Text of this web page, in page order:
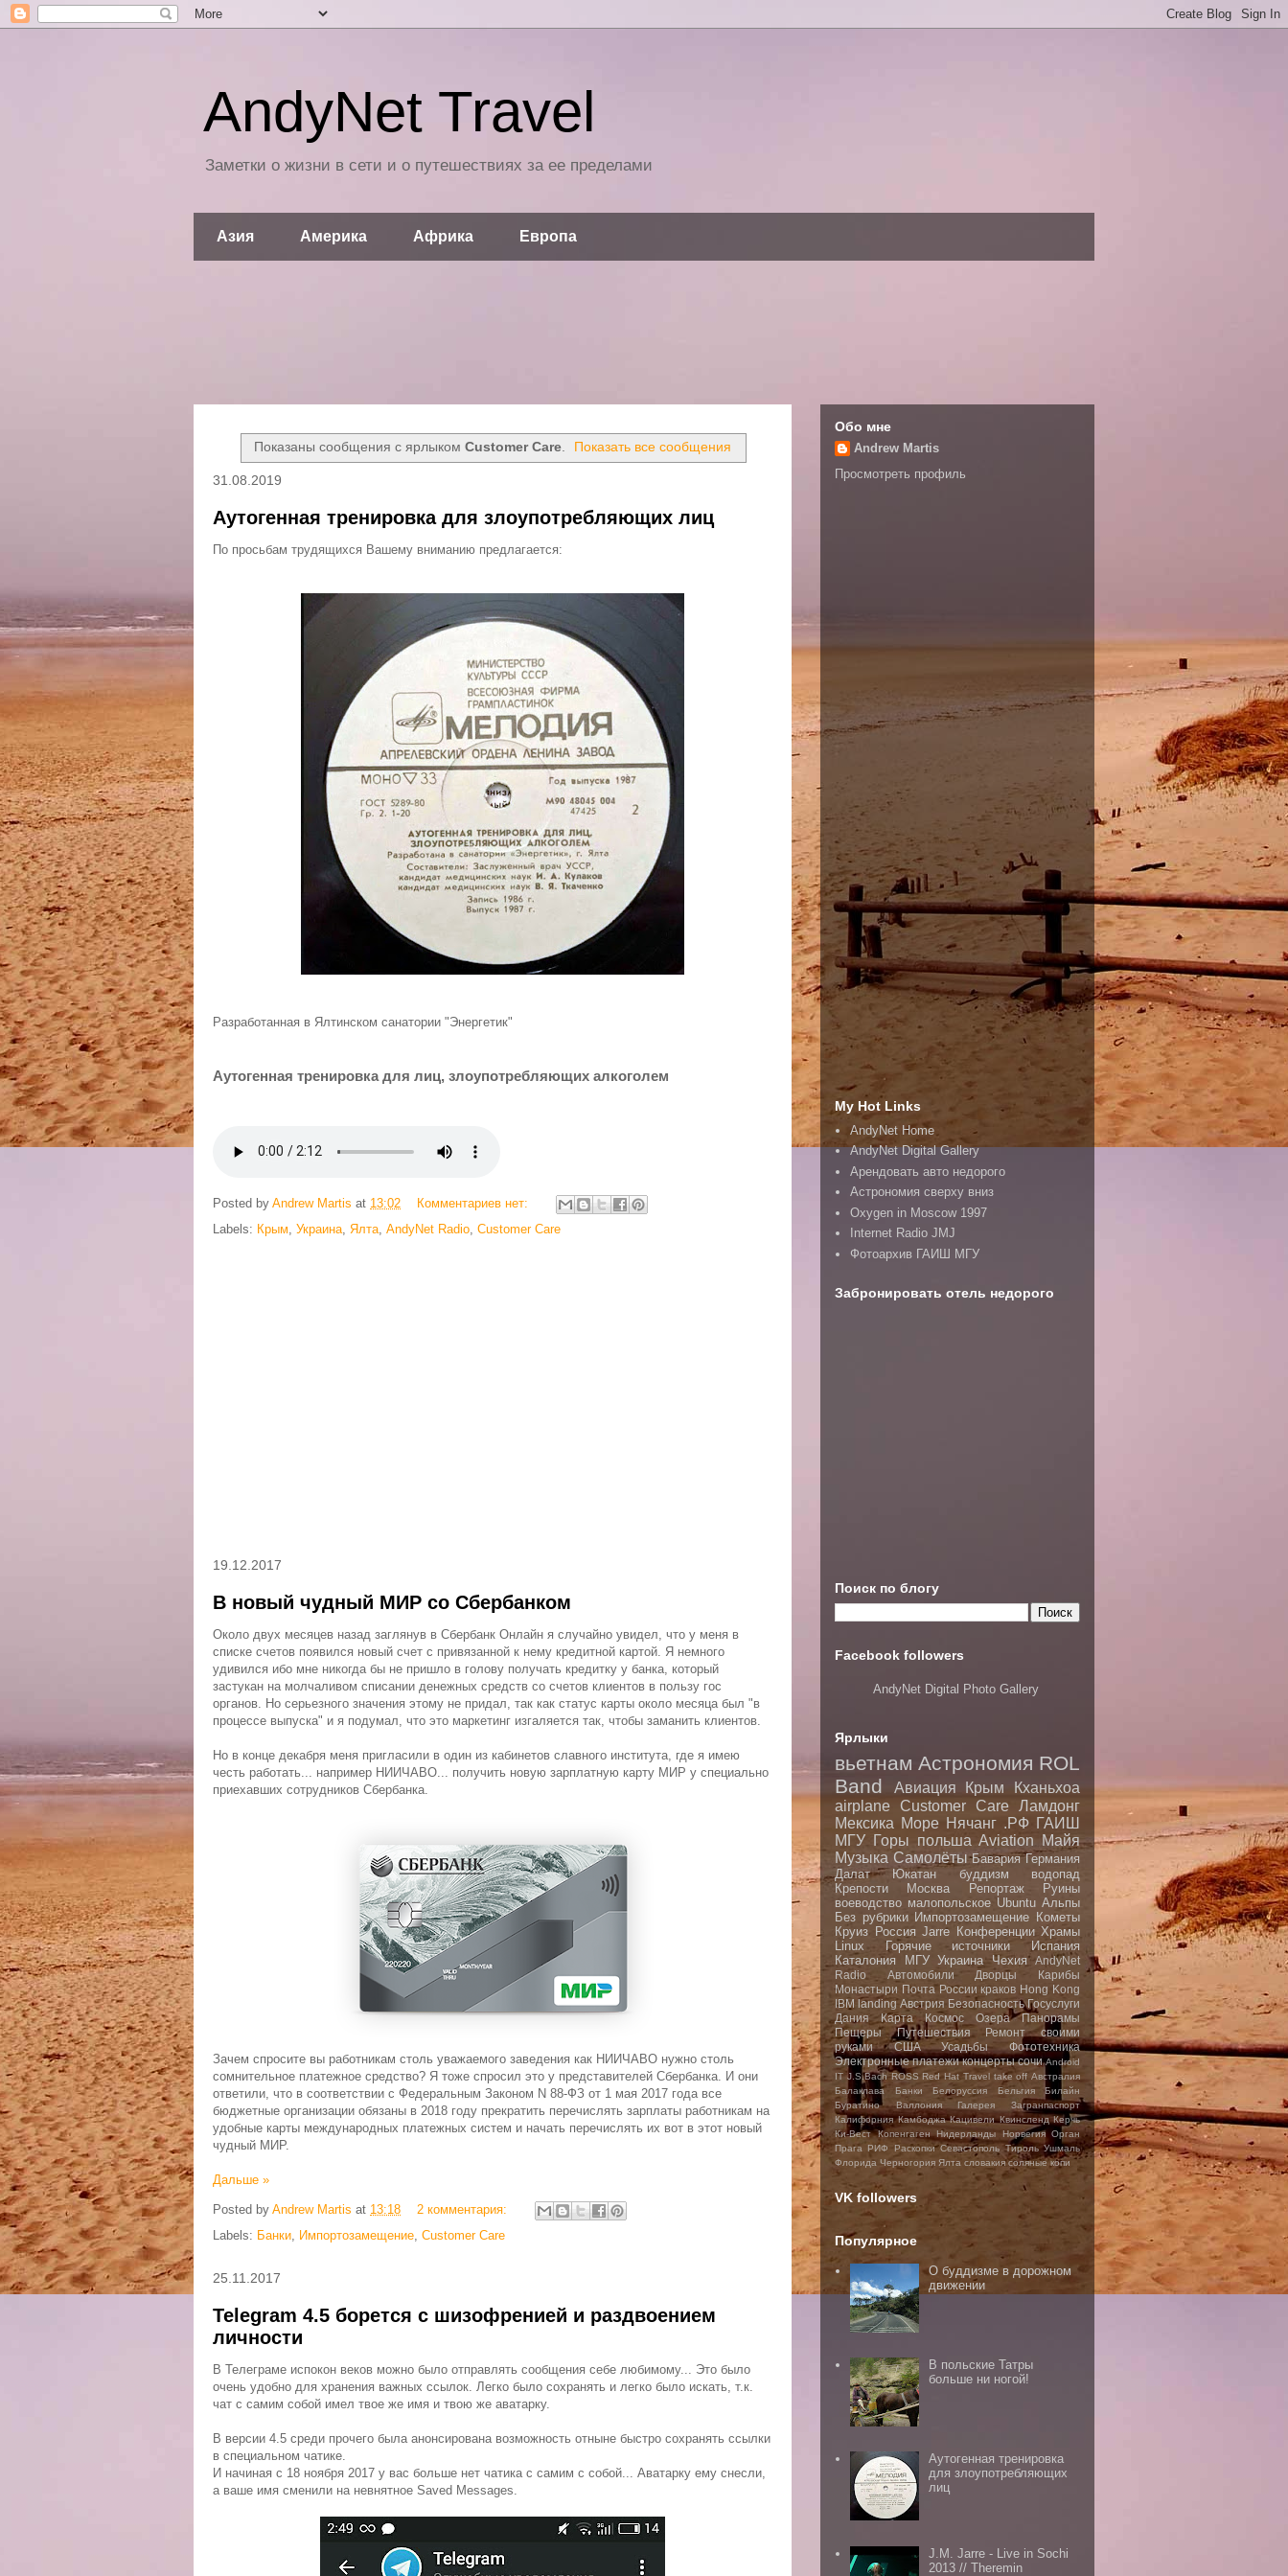
AndyNet Travel
Заметки о жизни в сети и о путешествиях за ее пределами
Азия Америка Африка Европа
Показаны сообщения с ярлыком Customer Care. Показать все сообщения
31.08.2019
Аутогенная тренировка для злоупотребляющих лиц
По просьбам трудящихся Вашему вниманию предлагается:
Разработанная в Ялтинском санатории "Энергетик"
Аутогенная тренировка для лиц, злоупотребляющих алкоголем
Posted by Andrew Martis at 13:02
Комментариев нет:
Labels: Крым Украина Ялта AndyNet Radio Customer Care
19.12.2017
В новый чудный МИР со Сбербанком
Около двух месяцев назад заглянув в Сбербанк Онлайн я случайно увидел, что у меня в
списке счетов появился новый счет с привязанной к нему кредитной картой. Я немного
удивился ибо мне никогда бы не пришло в голову получать кредитку у банка, который
застукан на молчаливом списании денежных средств со счетов клиентов в пользу гос
органов. Но серьезного значения этому не придал, так как статус карты около месяца был "в
процессе выпуска" и я подумал, что это маркетинг изгаляется так, чтобы заманить клиентов.
Но в конце декабря меня пригласили в один из кабинетов славного института, где я имею
честь работать... например НИИЧАВО... получить новую зарплатную карту МИР у специально
приехавших сотрудников Сбербанка.
Зачем спросите вы работникам столь уважаемого заведения как НИИЧАВО нужно столь
сомнительное платежное средство? Я тоже спросил это у представителей Сбербанка. И они
ответили, что в соответствии с Федеральным Законом N 88-ФЗ от 1 мая 2017 года все
бюджетные организации обязаны в 2018 году прекратить перечислять зарплаты работникам на
удобные карты международных платежных систем и начать перечислять их вот в этот новый
чудный МИР.
Дальше »
Posted by Andrew Martis at 13:18
2 комментария:
Labels: Банки Импортозамещение Customer Care
25.11.2017
Telegram 4.5 борется с шизофренией и раздвоением
личности
В Телеграме испокон веков можно было отправлять сообщения себе любимому... Это было
очень удобно для хранения важных ссылок. Легко было сохранять и легко было искать, т.к.
чат с самим собой имел твое же имя и твою же аватарку.
В версии 4.5 среди прочего была анонсирована возможность отныне быстро сохранять ссылки
в специальном чатике.
И начиная с 18 ноября 2017 у вас больше нет чатика с самим с собой... Аватарку ему снесли,
а ваше имя сменили на невнятное Saved Messages.
Обо мне
Andrew Martis
Просмотреть профиль
My Hot Links
AndyNet Home
AndyNet Digital Gallery
Арендовать авто недорого
Астрономия сверху вниз
Oxygen in Moscow 1997
Internet Radio JMJ
Фотоархив ГАИШ МГУ
Забронировать отель недорого
Поиск по блогу
Facebook followers
AndyNet Digital Photo Gallery
Ярлыки
вьетнам Астрономия ROL
Band
Авиация Крым
Кханьхоа
airplane Customer Care Ламдонг
Мексика Море Нячанг .РФ ГАИШ
МГУ Горы польша Aviation Майя
Музыка Самолёты Бавария Германия
Далат
Юкатан буддизм
водопад
Крепости
Москва Репортаж
Руины
воеводство малопольское Ubuntu Альпы
Без рубрики Импортозамещение Кометы
Круиз Россия Jarre Конференции Храмы
Linux
Горячие источники
Испания
Каталония
МГУ Украина Чехия
AndyNet
Radio
Автомобили Дворцы
Карибы
Монастыри Почта России краков Hong Kong
IBM landing Австрия Безопасность Госуслуги
Дания
Карта Космос Озера
Панорамы
Пещеры
Путешествия
Ремонт своими
руками
США Усадьбы
Фототехника
Электронные платежи концерты сочи Android
IT J.S.Bach ROSS Red Hat Travel take off Австралия
Балаклава
Банки Белоруссия Бельгия
Билайн
Буратино
Валлония Галерея
Загранпаспорт
Калифорния Камбоджа Кацивели Квинсленд Керчь
Ки-Вест Копенгаген Нидерланды Норвегия Орган
Прага
РИФ Раскопки Севастополь Тироль Ушмаль
Флорида Черногория Ялта словакия соляные копи
VK followers
Популярное
О буддизме в дорожном
движении
В польские Татры
больше ни ногой!
Аутогенная тренировка
для злоупотребляющих
лиц
J.M. Jarre - Live in Sochi
2013 // Theremin